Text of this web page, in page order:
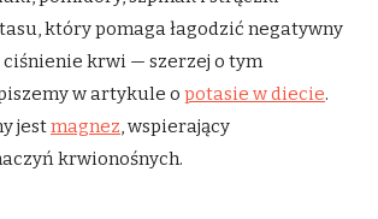
który pomaga łagodzić negatywny
ciśnienie krwi — szerzej o tym
w artykule o potasie w diecie.
jestmagnez, wspierający
krwionośnych.